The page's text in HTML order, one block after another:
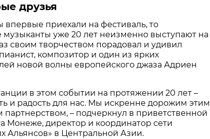
друзья
впервые приехали на фестиваль, то
музыканты уже 20 лет неизменно выступают на
своим творчеством порадовал и удивил
композитор и один из ярких
новой волны европейского джаза Адриен
в этом событии на протяжении 20 лет –
и радость для нас. Мы искренне дорожим этим
партнерством, – подчеркнул в приветственной
Монеже, директор и координатор сети
Альянсов» в Центральной Азии.